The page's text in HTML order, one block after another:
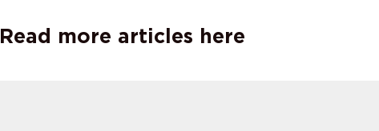
Read more articles here